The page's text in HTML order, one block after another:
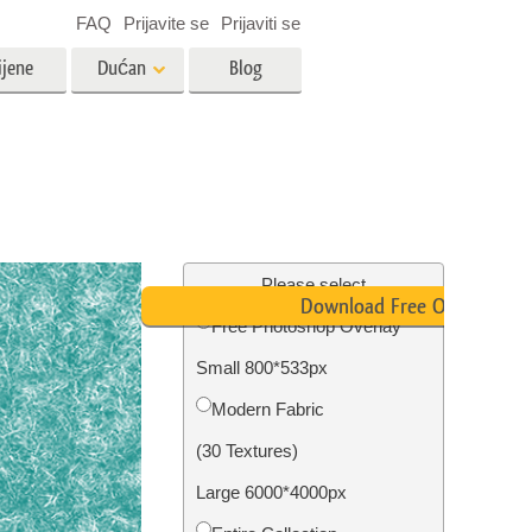
Obnova fotografija
Dućan Blog
FAQ Prijavite se Prijaviti se
Please select
Free Photoshop Overlay
Small 800*533px
Modern Fabric
(30 Textures)
Large 6000*4000px
Download Free Overlay